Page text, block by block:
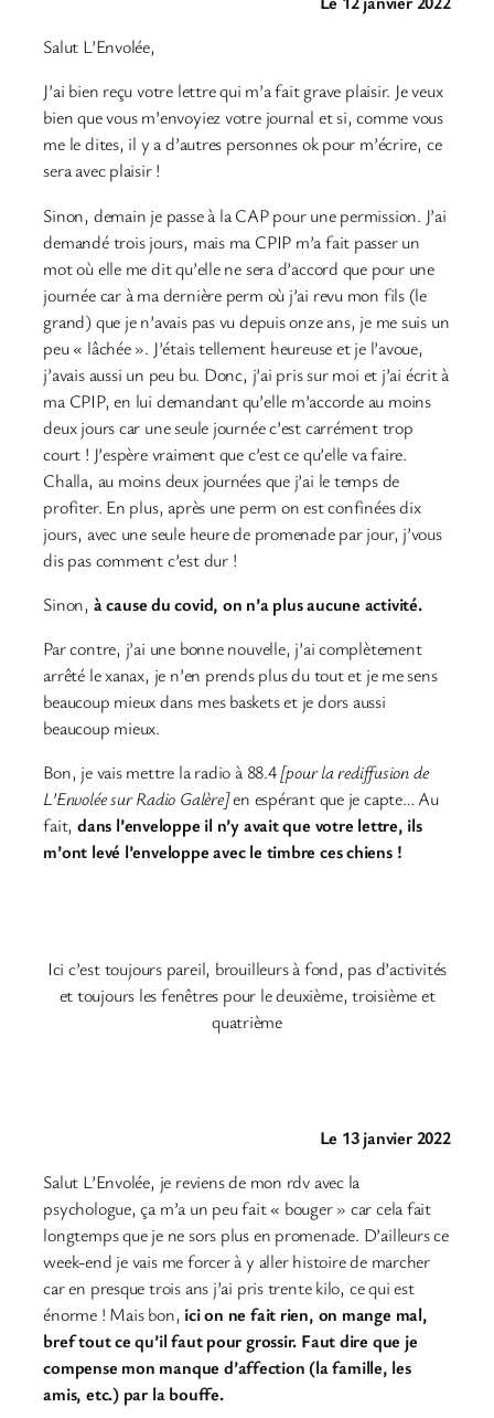
Salut L’Envolée,
J’ai bien reçu votre lettre qui m’a fait grave plaisir. Je veux
bien que vous m’envoyiez votre journal et si, comme vous
me le dites, il y a d’autres personnes ok pour m’écrire, ce
sera avec plaisir !
Sinon, demain je passe à la CAP pour une permission. J’ai
demandé trois jours, mais ma CPIP m’a fait passer un
mot où elle me dit qu’elle ne sera d’accord que pour une
journée car à ma dernière perm où j’ai revu mon fils (le
grand) que je n’avais pas vu depuis onze ans, je me suis un
peu « lâchée ». J’étais tellement heureuse et je l’avoue,
j’avais aussi un peu bu. Donc, j’ai pris sur moi et j’ai écrit à
ma CPIP, en lui demandant qu’elle m’accorde au moins
deux jours car une seule journée c’est carrément trop
court ! J’espère vraiment que c’est ce qu’elle va faire.
Challa, au moins deux journées que j’ai le temps de
profiter. En plus, après une perm on est confinées dix
jours, avec une seule heure de promenade par jour, j’vous
dis pas comment c’est dur !
Sinon, à cause du covid, on n’a plus aucune activité.
Par contre, j’ai une bonne nouvelle, j’ai complètement
arrêté le xanax, je n’en prends plus du tout et je me sens
beaucoup mieux dans mes baskets et je dors aussi
beaucoup mieux.
Bon, je vais mettre la radio à 88.4[pour la rediffusion de
L’Envolée sur Radio Galère]en espérant que je capte… Au
fait,dans l’enveloppe il n’y avait que votre lettre, ils
m’ont levé l’enveloppe avec le timbre ces chiens !
Ici c’est toujours pareil, brouilleurs à fond, pas d’activités
et toujours les fenêtres pour le deuxième, troisième et
quatrième
Le 13 janvier 2022
Salut L’Envolée, je reviens de mon rdv avec la
psychologue, ça m’a un peu fait « bouger » car cela fait
longtemps que je ne sors plus en promenade. D’ailleurs ce
week-end je vais me forcer à y aller histoire de marcher
car en presque trois ans j’ai pris trente kilo, ce qui est
énorme ! Mais bon, ici on ne fait rien, on mange mal,
bref tout ce qu’il faut pour grossir. Faut dire que je
compense mon manque d’affection (la famille, les
amis, etc.) par la bouffe.